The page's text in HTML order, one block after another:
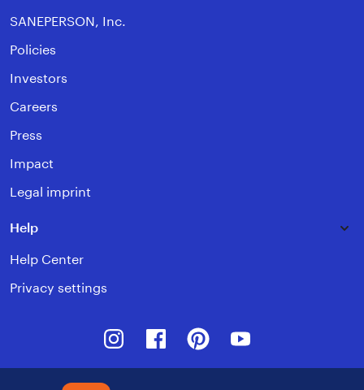
SANEPERSON, Inc.
Policies
Investors
Careers
Press
Impact
Legal imprint
Help
Help Center
Privacy settings
InstagramFacebookPinterest